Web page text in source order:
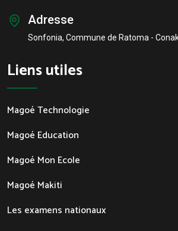
Adresse
Sonfonia, Commune de Ratoma -
Liens utiles
Magoé Technologie
Magoé Education
Magoé Mon Ecole
Magoé Makiti
Les examens nationaux